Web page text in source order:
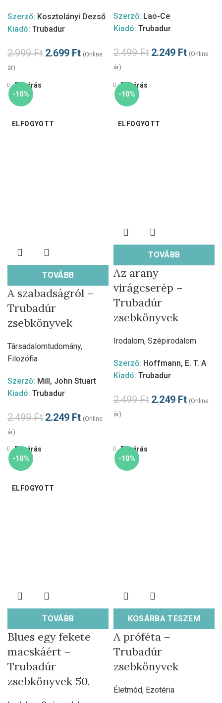
Szerző: Kosztolányi Dezső
Kiadó: Trubadur
2.999Ft 2.699 Ft (Online
ár)
Szerző: Lao-Ce
Kiadó: Trubadur
2.499Ft 2.249 Ft (Online
ár)
-10%
ELFOGYOTT
TOVÁBB
Bezárás
A szabadságról –
Trubadúr
zsebkönyvek
Társadalomtudomány,
Filozófia
Szerző: Mill, John Stuart
Kiadó: Trubadur
2.499Ft 2.249 Ft (Online
ár)
-10%
ELFOGYOTT
TOVÁBB
Bezárás
Az arany
virágcserép –
Trubadúr
zsebkönyvek
Irodalom, Szépirodalom
Szerző: Hoffmann, E. T. A
Kiadó: Trubadur
2.499Ft 2.249 Ft (Online
ár)
-10%
ELFOGYOTT
TOVÁBB
Bezárás
Blues egy fekete
macskáért –
Trubadúr
zsebkönyvek 50.
-10%
KOSÁRBA TESZEM
Bezárás
A próféta –
Trubadúr
zsebkönyvek
Életmód, Ezotéria